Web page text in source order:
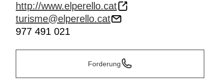
http://www.elperello.cat
turisme@elperello.cat
977 491 021
Forderung